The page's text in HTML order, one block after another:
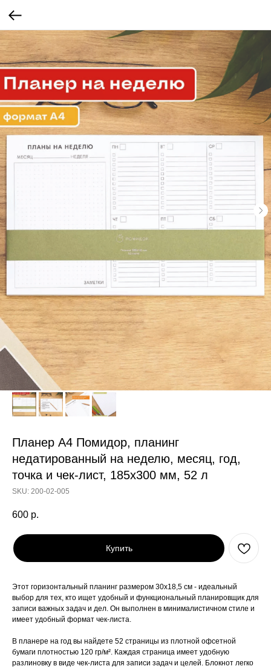
Планер А4 Помидор, планинг
недатированный на неделю, месяц, год,
точка и чек-лист, 185х300 мм, 52 л
SKU: 200-02-005
600 р.
Купить
Этот горизонтальный планинг размером 30x18,5 см - идеальный
выбор для тех, кто ищет удобный и функциональный планировщик для
записи важных задач и дел. Он выполнен в минималистичном стиле и
имеет удобный формат чек-листа.
В планере на год вы найдете 52 страницы из плотной офсетной
бумаги плотностью 120 гр/м². Каждая страница имеет удобную
разлиновку в виде чек-листа для записи задач и целей. Блокнот легко